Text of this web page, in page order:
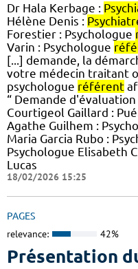
Dr Hala Kerbage :
Hélène Denis :
Forestier : Psychologue
Varin : Psychologue
[...] demande, la
votre médecin traitant
psychologue référent
“ Demande
Courtigeol Gaillard :
Agathe Guilhem :
Maria Garcia Rubo :
Psychologue Elisabeth
Lucas
18/02/2026 15:25
PAGES
relevance: 42%
Présentation